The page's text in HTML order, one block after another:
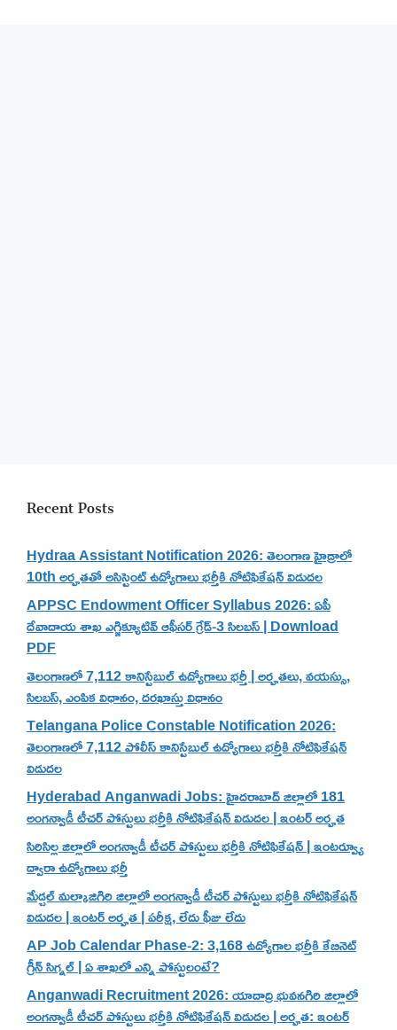
Recent Posts
Hydraa Assistant Notification 2026: తెలంగాణ హైడ్రాలో
10th అర్హతతో అసిస్టెంట్ ఉద్యోగాలు భర్తీకి నోటిఫికేషన్ విడుదల
APPSC Endowment Officer Syllabus 2026: ఏపీ
దేవాదాయ శాఖ ఎగ్జిక్యూటివ్ ఆఫీసర్ గ్రేడ్-3 సిలబస్ | Download
PDF
తెలంగాణలో 7,112 కానిస్టేబుల్ ఉద్యోగాలు భర్తీ | అర్హతలు, వయస్సు,
సిలబస్, ఎంపిక విధానం, దరఖాస్తు విధానం
Telangana Police Constable Notification 2026:
తెలంగాణలో 7,112 పోలీస్ కానిస్టేబుల్ ఉద్యోగాలు భర్తీకి నోటిఫికేషన్
విడుదల
Hyderabad Anganwadi Jobs: హైదరాబాద్ జిల్లాలో 181
అంగన్వాడీ టీచర్ పోస్టులు భర్తీకి నోటిఫికేషన్ విడుదల | ఇంటర్ అర్హత
సిరిసిల్ల జిల్లాలో అంగన్వాడీ టీచర్ పోస్టులు భర్తీకి నోటిఫికేషన్ | ఇంటర్వ్యూ
ద్వారా ఉద్యోగాలు భర్తీ
మేడ్చల్ మల్కాజిగిరి జిల్లాలో అంగన్వాడీ టీచర్ పోస్టులు భర్తీకి నోటిఫికేషన్
విడుదల | ఇంటర్ అర్హత | పరీక్ష, లేదు ఫీజు లేదు
AP Job Calendar Phase-2: 3,168 ఉద్యోగాల భర్తీకి కేబినెట్
గ్రీన్ సిగ్నల్ | ఏ శాఖలో ఎన్ని పోస్టులంటే?
Anganwadi Recruitment 2026: యాదాద్రి భువనగిరి జిల్లాలో
అంగన్వాడీ టీచర్ పోస్టులు భర్తీకి నోటిఫికేషన్ విడుదల | అర్హత: ఇంటర్